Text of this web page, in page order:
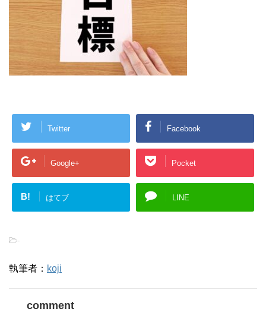
Twitter Facebook
Google+ Pocket
B! はてブ LINE
-
執筆者： koji
comment